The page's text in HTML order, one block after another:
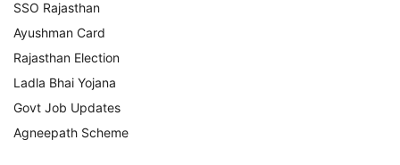
SSO Rajasthan
Ayushman Card
Rajasthan Election
Ladla Bhai Yojana
Govt Job Updates
Agneepath Scheme